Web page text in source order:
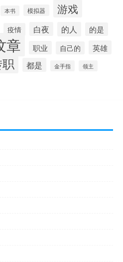
本书 模拟器 游戏
疫情 白夜 的人 的是
章 职业 自己的 英雄
都是 金手指 领主